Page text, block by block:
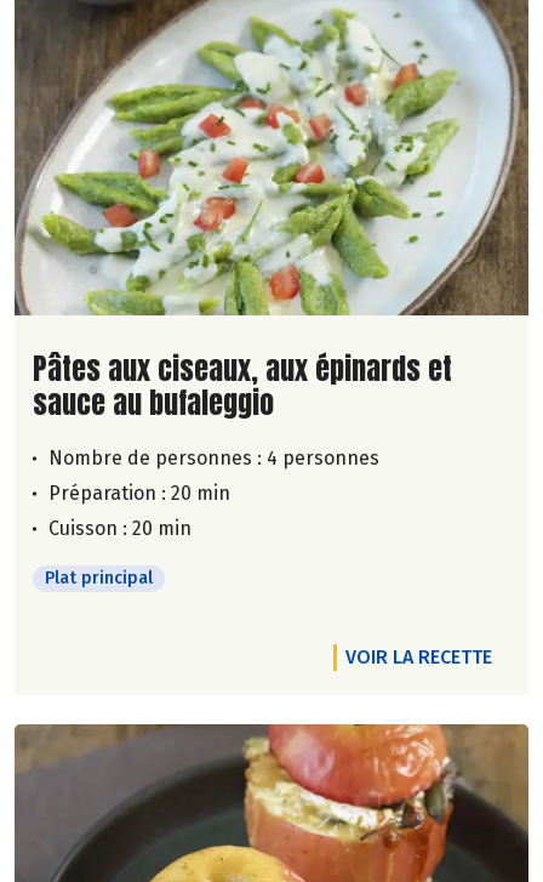
Lire la suite de la recette
Pâtes aux ciseaux, aux épinards et
sauce au bufaleggio
Nombre de personnes : 4 personnes
Préparation : 20 min
Cuisson : 20 min
Plat principal
VOIR LA RECETTE